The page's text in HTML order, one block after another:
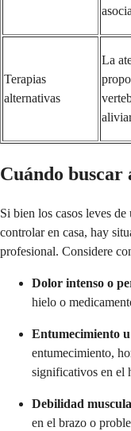
Terapias
alternativas
La
Cuándo buscar
Si bien los casos leves
controlar en casa, hay
profesional. Considere
Dolor intenso o
hielo o
Entumecimiento
entumecimiento,
significativos en el
Debilidad
en el brazo o